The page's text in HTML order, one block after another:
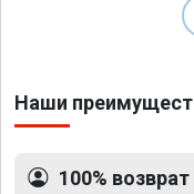
Наши
100%